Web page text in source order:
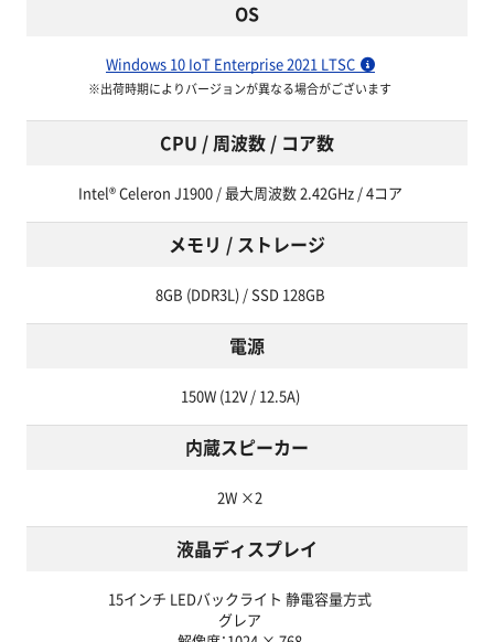
OS
Windows 10 IoT Enterprise 2021 LTSC
※出荷時期によりバージョンが異なる場合がございます
CPU / 周波数 / コア数
Intel® Celeron J1900 / 最大周波数 2.42GHz / 4コア
メモリ / ストレージ
8GB (DDR3L) / SSD 128GB
電源
150W (12V / 12.5A)
内蔵スピーカー
2W ×2
液晶ディスプレイ
15インチ LEDバックライト 静電容量方式
グレア